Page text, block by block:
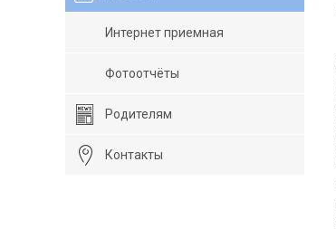
Интернет приемная
Фотоотчёты
Родителям
Контакты